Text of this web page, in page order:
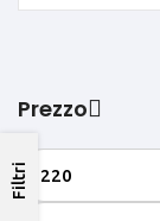
Prezzo
Filtri